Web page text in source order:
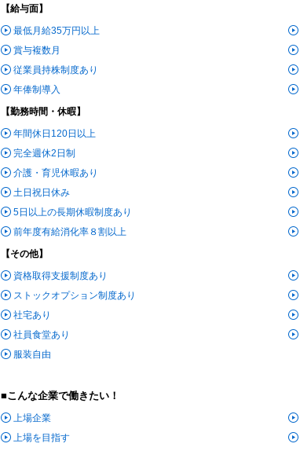
【給与面】
最低月給35万円以上
賞与複数月
従業員持株制度あり
年俸制導入
【勤務時間・休暇】
年間休日120日以上
完全週休2日制
介護・育児休暇あり
土日祝日休み
5日以上の長期休暇制度あり
前年度有給消化率８割以上
【その他】
資格取得支援制度あり
ストックオプション制度あり
社宅あり
社員食堂あり
服装自由
■こんな企業で働きたい！
上場企業
上場を目指す